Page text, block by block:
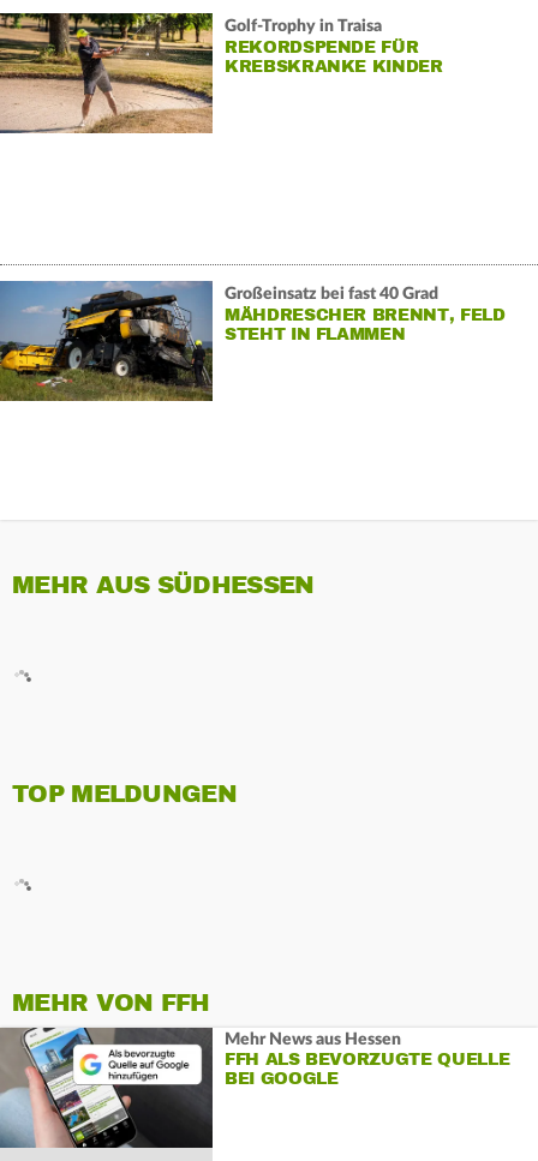
Golf-Trophy in Traisa
REKORDSPENDE FÜR
KREBSKRANKE KINDER
Großeinsatz bei fast 40 Grad
MÄHDRESCHER BRENNT, FELD
STEHT IN FLAMMEN
MEHR AUS SÜDHESSEN
TOP MELDUNGEN
MEHR VON FFH
Mehr News aus Hessen
FFH ALS BEVORZUGTE QUELLE
BEI GOOGLE